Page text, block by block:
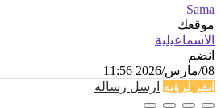
Sama
موقعك
الاسماعيلية
انضم
08/مارس/2026 11:56
انقر لرؤية ارسل رسالة